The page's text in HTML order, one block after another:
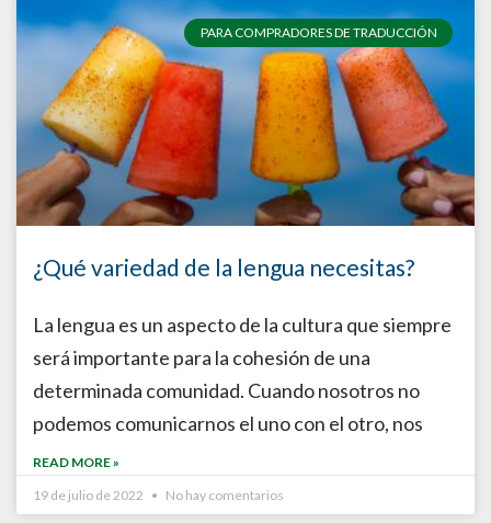
PARA COMPRADORES DE TRADUCCIÓN
¿Qué variedad de la lengua necesitas?
La lengua es un aspecto de la cultura que siempre
será importante para la cohesión de una
determinada comunidad. Cuando nosotros no
podemos comunicarnos el uno con el otro, nos
READ MORE »
19 de julio de 2022
No hay comentarios